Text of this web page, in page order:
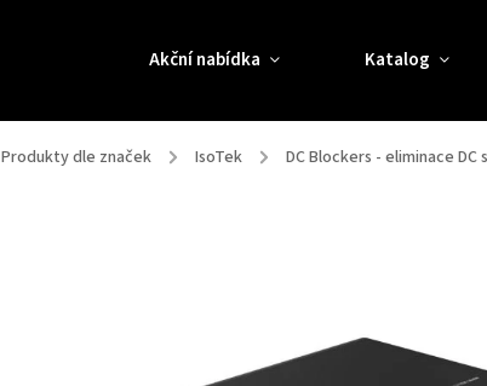
Akční nabídka Katalog
Produkty dle značek / IsoTek / DC Blockers - eliminace DC